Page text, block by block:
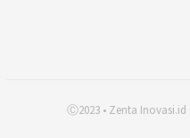
Ⓒ2023 • Zenta Inovasi.id •